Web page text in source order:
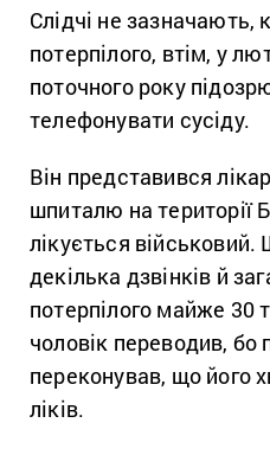
Слідчі не зазначають,
потерпілого, втім, у
поточного року
телефонувати сусіду.
Він представився
шпиталю на території
лікується
декілька дзвінків й
потерпілого майже 30
чоловік переводив, бо
переконував, що його
ліків.